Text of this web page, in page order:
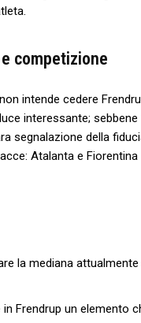
competizione
intende cedere
interessante;
segnalazione della
Atalanta e
la mediana
in Frendrup un elemento